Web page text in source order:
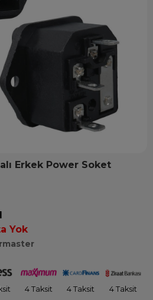
Erkek Power Soket
Yok
4 Taksit 4 Taksit 4 Taksit